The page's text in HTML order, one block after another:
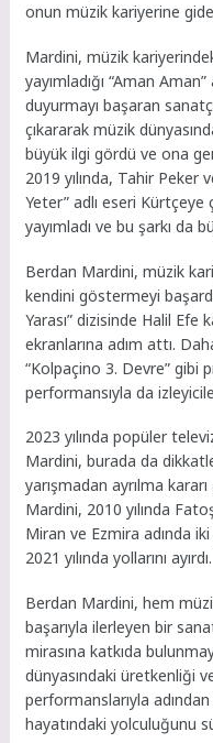
onun müzik kariyerine
Mardini, müzik kariyerindeki
yayımladığı “Aman
duyurmayı başaran
çıkararak müzik
büyük ilgi gördü ve ona
2019 yılında, Tahir Peker
Yeter” adlı eseri
yayımladı ve bu şarkı da
Berdan Mardini, müzik
kendini göstermeyi
Yarası” dizisinde Halil
ekranlarına adım attı.
“Kolpaçino 3. Devre” gibi
performansıyla da
2023 yılında popüler
Mardini, burada da
yarışmadan ayrılma
Mardini, 2010 yılında
Miran ve Ezmira adında
2021 yılında yollarını ayırdı.
Berdan Mardini, hem
başarıyla ilerleyen bir
mirasına katkıda
dünyasındaki üretkenliği
performanslarıyla
hayatındaki yolculuğunu